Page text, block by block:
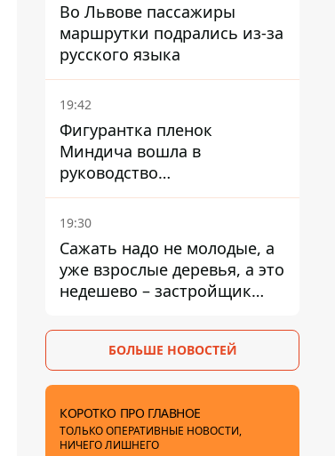
Во Львове пассажиры
маршрутки подрались из-за
русского языка
19:42
Фигурантка пленок
Миндича вошла в
руководство
стратегического
госпредприятия - работала
заместителем Галущенко
19:30
Сажать надо не молодые, а
уже взрослые деревья, а это
недешево – застройщик
БОЛЬШЕ НОВОСТЕЙ
КОРОТКО ПРО ГЛАВНОЕ
ТОЛЬКО ОПЕРАТИВНЫЕ НОВОСТИ,
НИЧЕГО ЛИШНЕГО